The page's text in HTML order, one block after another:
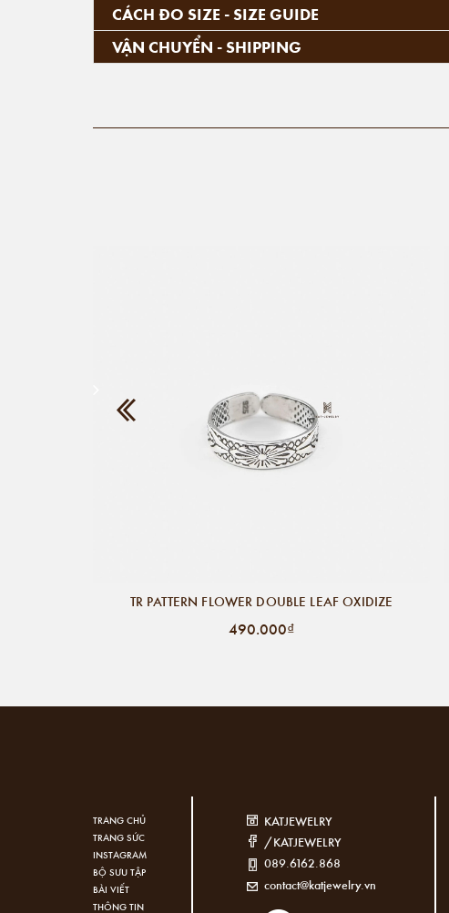
CÁCH ĐO SIZE - SIZE GUIDE
VẬN CHUYỂN - SHIPPING
TR PATTERN FLOWER DOUBLE LEAF OXIDIZE
490.000₫
TRANG CHỦ
TRANG SỨC
INSTAGRAM
BỘ SƯU TẬP
BÀI VIẾT
THÔNG TIN
KATJEWELRY
/KATJEWELRY
089.6162.868
contact@katjewelry.vn